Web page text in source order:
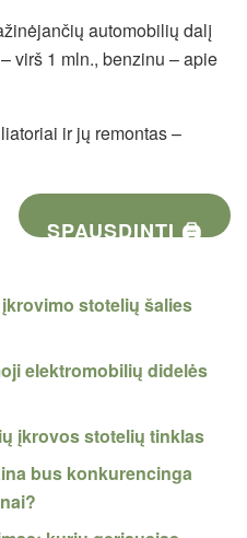
automobilių dalį
virš 1 mln., benzinu – apie
ir jų remontas –
SPAUSDINTI 🖨
stotelių šalies
elektromobilių didelės
įkrovos stotelių tinklas
bus konkurencinga